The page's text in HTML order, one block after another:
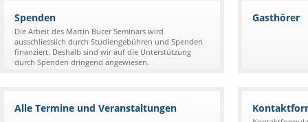
Spenden
Die Arbeit des Martin Bucer Seminars wird
ausschliesslich durch Studiengebühren und Spenden
finanziert. Deshalb sind wir auf die Unterstützung
durch Spenden dringend angewiesen.
Gasthörer
Alle Termine und Veranstaltungen